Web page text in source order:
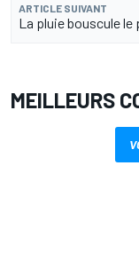
ARTICLE SUIVANT
La pluie bouscule le
MEILLEURS